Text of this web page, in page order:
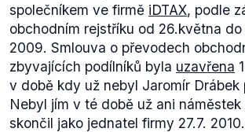
společníkem ve firmě iDTAX, podle
obchodním rejstříku od 26.května
2009. Smlouva o převodech
zbyvajících podílníků byla uzavřena
v době kdy už nebyl Jaromír Drábek
Nebyl jím v té době už ani náměstek
skončil jako jednatel firmy 27.7.